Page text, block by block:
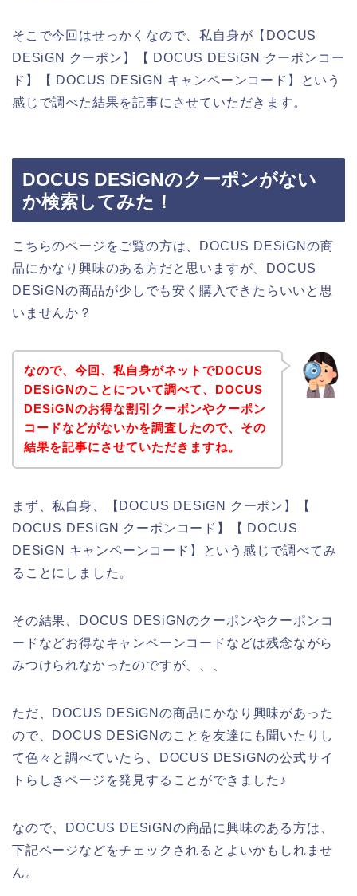
そこで今回はせっかくなので、私自身が【DOCUS
DESiGN クーポン】【 DOCUS DESiGN クーポンコー
ド】【 DOCUS DESiGN キャンペーンコード】という
感じで調べた結果を記事にさせていただきます。
DOCUS DESiGNのクーポンがない
か検索してみた！
こちらのページをご覧の方は、DOCUS DESiGNの商
品にかなり興味のある方だと思いますが、DOCUS
DESiGNの商品が少しでも安く購入できたらいいと思
いませんか？
なので、今回、私自身がネットでDOCUS
DESiGNのことについて調べて、DOCUS
DESiGNのお得な割引クーポンやクーポン
コードなどがないかを調査したので、その
結果を記事にさせていただきますね。
まず、私自身、【DOCUS DESiGN クーポン】【
DOCUS DESiGN クーポンコード】【 DOCUS
DESiGN キャンペーンコード】という感じで調べてみ
ることにしました。
その結果、DOCUS DESiGNのクーポンやクーポンコ
ードなどお得なキャンペーンコードなどは残念ながら
みつけられなかったのですが、、、
ただ、DOCUS DESiGNの商品にかなり興味があった
ので、DOCUS DESiGNのことを友達にも聞いたりし
て色々と調べていたら、DOCUS DESiGNの公式サイ
トらしきページを発見することができました♪
なので、DOCUS DESiGNの商品に興味のある方は、
下記ページなどをチェックされるとよいかもしれませ
ん。